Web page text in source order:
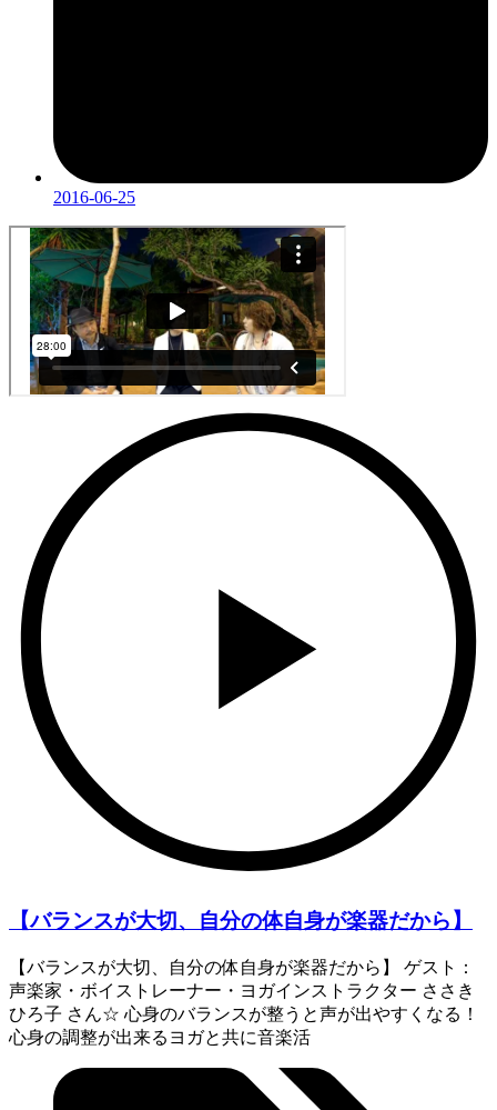
2016-06-25
【バランスが大切、自分の体自身が楽器だから】
【バランスが大切、自分の体自身が楽器だから】 ゲスト：
声楽家・ボイストレーナー・ヨガインストラクター ささき
ひろ子 さん☆ 心身のバランスが整うと声が出やすくなる！
心身の調整が出来るヨガと共に音楽活